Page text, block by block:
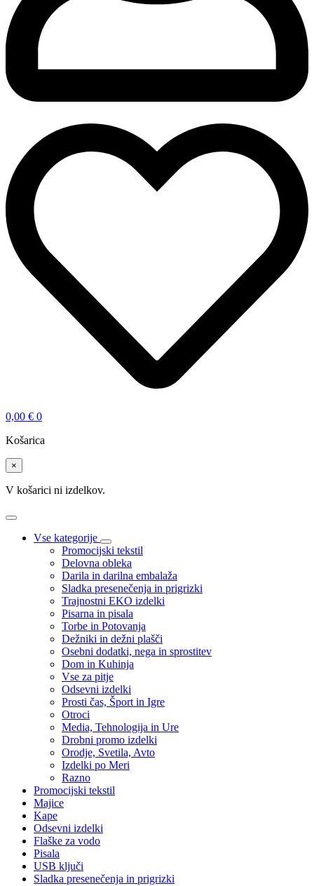
0,00 € 0
Košarica
×
V košarici ni izdelkov.
Vse kategorije
Promocijski tekstil
Delovna obleka
Darila in darilna embalaža
Sladka presenečenja in prigrizki
Trajnostni EKO izdelki
Pisarna in pisala
Torbe in Potovanja
Dežniki in dežni plašči
Osebni dodatki, nega in sprostitev
Dom in Kuhinja
Vse za pitje
Odsevni izdelki
Prosti čas, Šport in Igre
Otroci
Media, Tehnologija in Ure
Drobni promo izdelki
Orodje, Svetila, Avto
Izdelki po Meri
Razno
Promocijski tekstil
Majice
Kape
Odsevni izdelki
Flaške za vodo
Pisala
USB ključi
Sladka presenečenja in prigrizki